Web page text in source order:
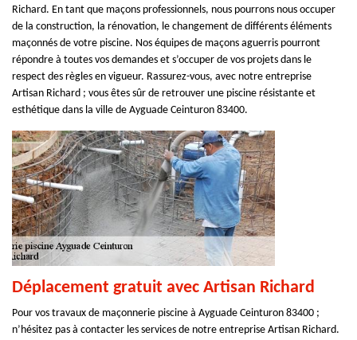
Richard. En tant que maçons professionnels, nous pourrons nous occuper
de la construction, la rénovation, le changement de différents éléments
maçonnés de votre piscine. Nos équipes de maçons aguerris pourront
répondre à toutes vos demandes et s’occuper de vos projets dans le
respect des règles en vigueur. Rassurez-vous, avec notre entreprise
Artisan Richard ; vous êtes sûr de retrouver une piscine résistante et
esthétique dans la ville de Ayguade Ceinturon 83400.
Déplacement gratuit avec Artisan Richard
Pour vos travaux de maçonnerie piscine à Ayguade Ceinturon 83400 ;
n’hésitez pas à contacter les services de notre entreprise Artisan Richard.